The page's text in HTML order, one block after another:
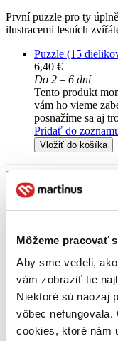
Môžeme pracovať
Aby sme vedeli,
vám zobraziť tie
Niektoré sú naozaj
vôbec
cookies, ktoré nám
První puzzle pro ty
ilustracemi lesních
Puzzle (15
6,40 €
Do 2 – 6 dní
Tento produkt
vám ho vieme
posnažíme sa aj
Pridať do
Vložiť do košíka